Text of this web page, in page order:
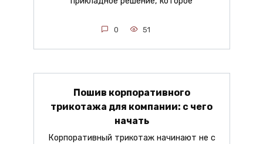
0 51
Пошив корпоративного
трикотажа для компании: с чего
начать
Корпоративный трикотаж начинают не с